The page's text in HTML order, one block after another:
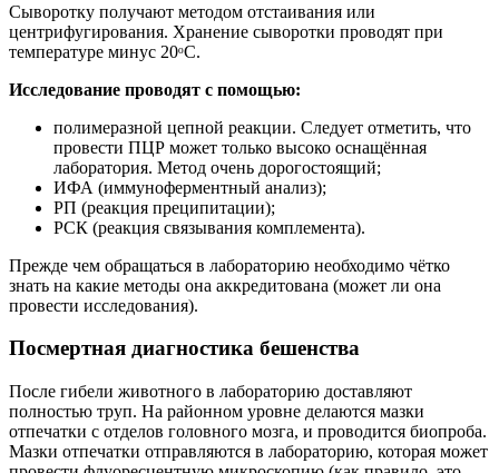
Сыворотку получают методом отстаивания или
центрифугирования. Хранение сыворотки проводят при
температуре минус 20ᵒC.
Исследование проводят с помощью:
полимеразной цепной реакции. Следует отметить, что
провести ПЦР может только высоко оснащённая
лаборатория. Метод очень дорогостоящий;
ИФА (иммуноферментный анализ);
РП (реакция преципитации);
РСК (реакция связывания комплемента).
Прежде чем обращаться в лабораторию необходимо чётко
знать на какие методы она аккредитована (может ли она
провести исследования).
Посмертная диагностика бешенства
После гибели животного в лабораторию доставляют
полностью труп. На районном уровне делаются мазки
отпечатки с отделов головного мозга, и проводится биопроба.
Мазки отпечатки отправляются в лабораторию, которая может